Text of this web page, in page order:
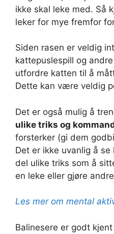
ikke skal leke med. Så
leker for mye fremfor
Siden rasen er veldig
kattepuslespill og
utfordre katten til å
Dette kan være veldig
Det er også mulig å
ulike triks og
forsterker (gi dem
Det er ikke uvanlig å
del ulike triks som å
en leke eller gjøre
Les mer om mental
Balinesere er godt